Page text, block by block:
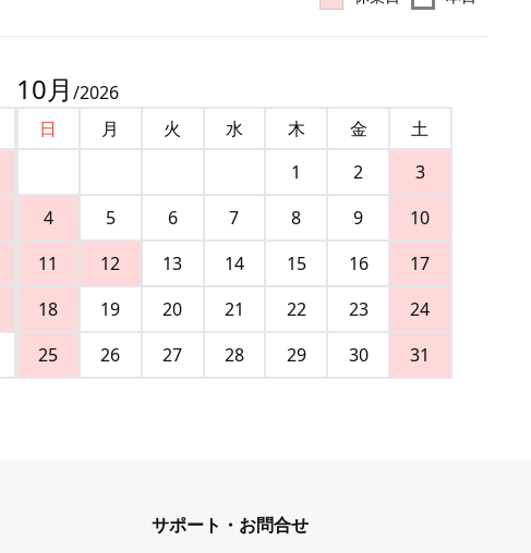
10月 /2026
日
月 火 水 木 金
土
1
2
3
4
5 6 7 8 9
10
11
12 13 14 15 16
17
18
19 20 21 22 23
24
25
26 27 28 29 30 31
サポート・お問合せ